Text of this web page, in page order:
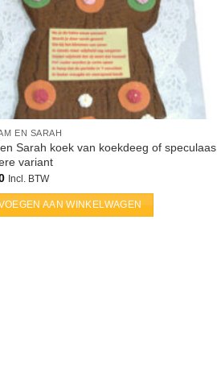
EN SARAH
Sarah koek van koekdeeg of speculaas
variant
Incl. BTW
AAN WINKELWAGEN